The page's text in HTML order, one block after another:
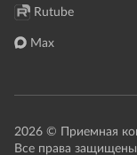
Rutube
Max
2026 © Приемная
Все права защищены